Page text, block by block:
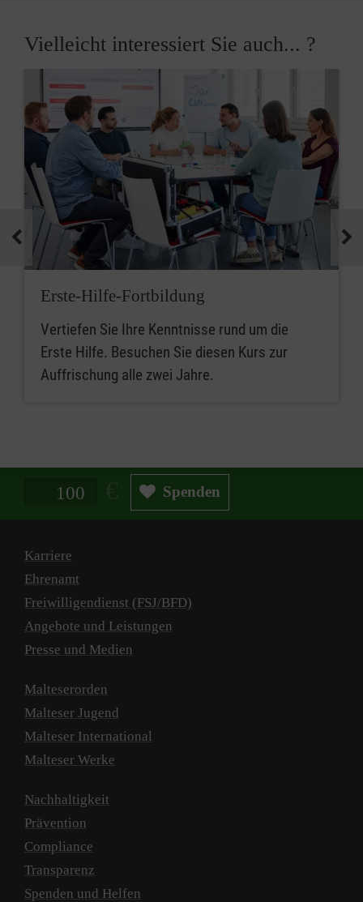
Vielleicht interessiert Sie auch... ?
Erste-Hilfe-Fortbildung
Vertiefen Sie Ihre Kenntnisse rund um die
Erste Hilfe. Besuchen Sie diesen Kurs zur
Auffrischung alle zwei Jahre.
Spendenbetrag in Euro Spenden
Karriere
Ehrenamt
Freiwilligendienst (FSJ/BFD)
Angebote und Leistungen
Presse und Medien
Malteserorden
Malteser Jugend
Malteser International
Malteser Werke
Nachhaltigkeit
Prävention
Compliance
Transparenz
Spenden und Helfen